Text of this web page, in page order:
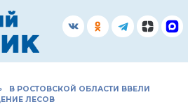
В РОСТОВСКОЙ ОБЛАСТИ ВВЕЛИ
ЛЕСОВ